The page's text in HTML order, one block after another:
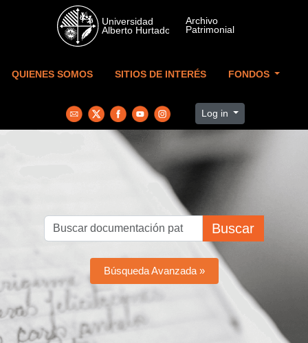
Skip to main content
QUIENES SOMOS SITIOS DE INTERÉS FONDOS
Log in
Buscar
Búsqueda Avanzada »